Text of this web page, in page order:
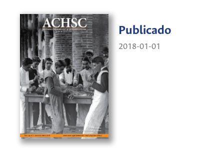
Publicado
2018-01-01